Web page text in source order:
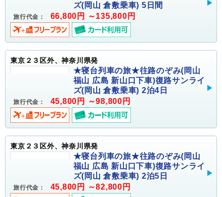
ズ(岡山 倉敷乗車) 5日間
旅行代金： 66,800円 ～135,800円
東京２３区外、神奈川県発
★寝台列車の旅★往路のぞみ(岡山
福山 広島 新山口下車)復路サンライ
ズ(岡山 倉敷乗車) 2泊4日
旅行代金： 45,800円 ～98,800円
東京２３区外、神奈川県発
★寝台列車の旅★往路のぞみ(岡山
福山 広島 新山口下車)復路サンライ
ズ(岡山 倉敷乗車) 2泊5日
旅行代金： 45,800円 ～82,800円